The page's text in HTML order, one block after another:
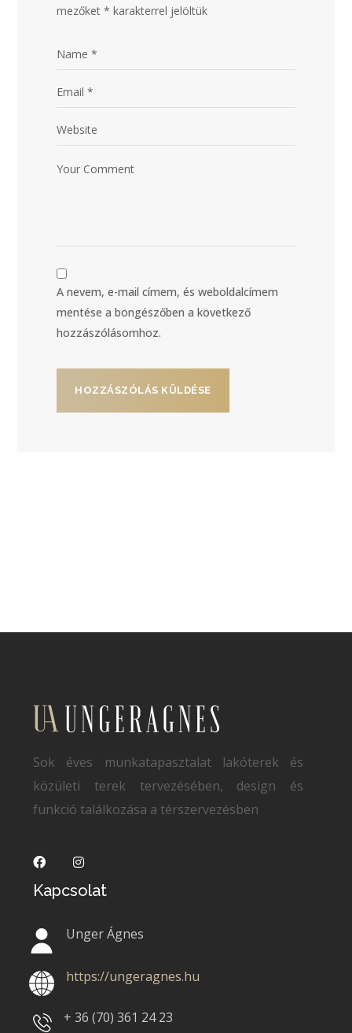
mezőket* karakterrel jelöltük
A nevem, e-mail címem, és weboldalcímem
mentése a böngészőben a következő
hozzászólásomhoz.
Sok éves munkatapasztalat lakóterek és
közületi terek tervezésében, design és
funkció találkozása a térszervezésben
Kapcsolat
Unger Ágnes
https://ungeragnes.hu
+ 36 (70)361 24 23